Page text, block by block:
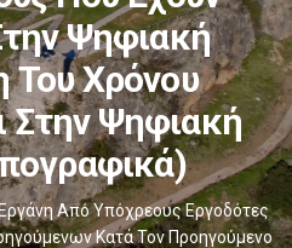
Ψηφιακή
Χρόνου
Στην Ψηφιακή
Από Υπόχρεους Εργοδότες
Κατά Τον Προηγούμενο